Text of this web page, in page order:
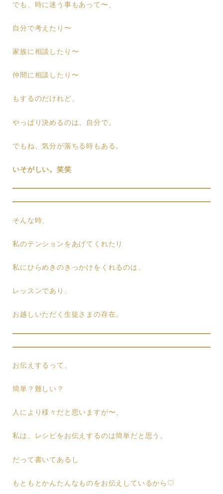
でも、時に迷う事もあって〜、
自分で考えたり〜
家族に相談したり〜
仲間に相談したり〜
もするのだけれど、
やっぱり決めるのは、自分で。
でもね、気分が落ちる時もある。
いそがしい。笑笑
そんな時、
私のテンションをあげてくれたり
私にひらめきのきっかけをくれるのは、
レッスンであり、
お越しいただく生徒さまの存在。
お伝えするって、
簡単？難しい？
人により様々だと思いますが〜、
私は、レシピをお伝えするのは簡単だと思う。
だって書いてあるし
もともとかんたんなものをお伝えしているから♡